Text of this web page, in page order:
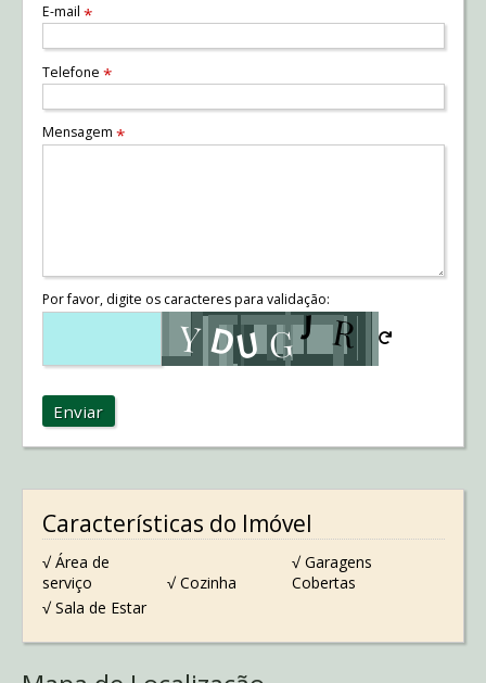
E-mail *
Telefone *
Mensagem *
Por favor, digite os caracteres para validação:
Enviar
Características do Imóvel
√ Área de
serviço
√ Cozinha
√ Garagens
Cobertas
√ Sala de Estar